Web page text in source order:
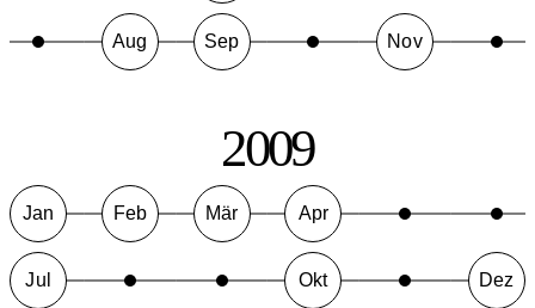
Aug Sep Nov
2009
Jan Feb Mär Apr
Jul Okt Dez